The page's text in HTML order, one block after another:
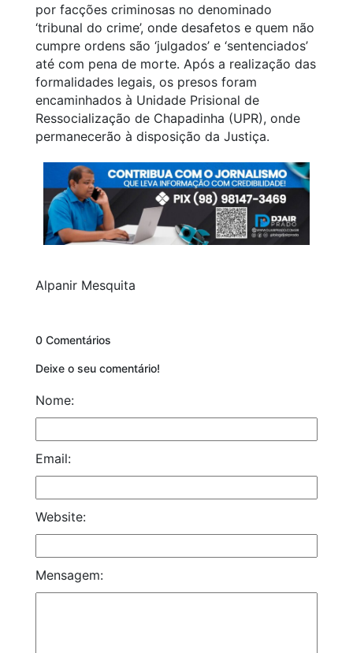
por facções criminosas no denominado
‘tribunal do crime’, onde desafetos e quem não
cumpre ordens são ‘julgados’ e ‘sentenciados’
até com pena de morte. Após a realização das
formalidades legais, os presos foram
encaminhados à Unidade Prisional de
Ressocialização de Chapadinha (UPR), onde
permanecerão à disposição da Justiça.
Alpanir Mesquita
0 Comentários
Deixe o seu comentário!
Nome:
Email:
Website:
Mensagem: